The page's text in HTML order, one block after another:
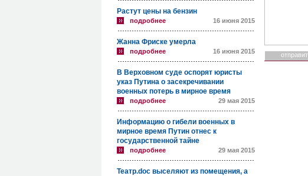
Растут цены на бензин
подробнее 16 июня 2015
Жанна Фриске умерла
подробнее 16 июня 2015
В Верховном суде оспорят юристы
указ Путина о засекречивании
военных потерь в мирное время
подробнее 29 мая 2015
Информацию о гибели военных в
мирное время Путин отнес к
государственной тайне
подробнее 29 мая 2015
Театр.doc выселяют из помещения, а